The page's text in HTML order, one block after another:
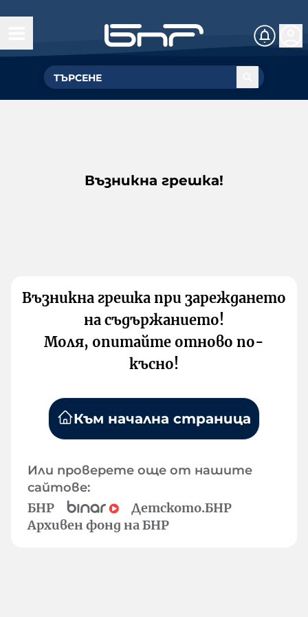
Възникна грешка!
Възникна грешка при зареждането
на съдържанието!
Моля, опитайте отново по-
късно!
Към начална страница
Или проверете още от нашите
сайтове:
БНР
Детското.БНР
Архивен фонд на БНР